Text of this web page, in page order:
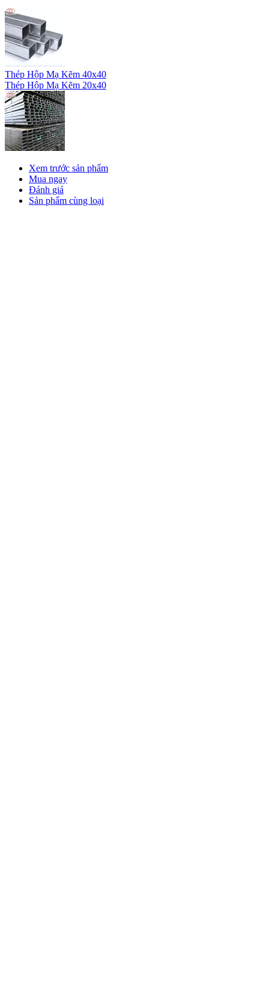
Thép Hộp Mạ Kẽm 40x40
Thép Hộp Mạ Kẽm 20x40
Xem trước sản phẩm
Mua ngay
Đánh giá
Sản phẩm cùng loại